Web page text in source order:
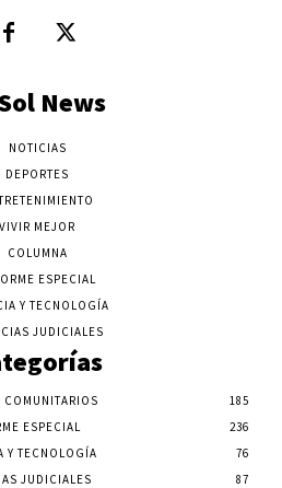
News
NOTICIAS
DEPORTES
VIVIR MEJOR
COLUMNA
ESPECIAL
Y TECNOLOGÍA
JUDICIALES
COMUNITARIOS
185
ESPECIAL
236
Y TECNOLOGÍA
76
JUDICIALES
87